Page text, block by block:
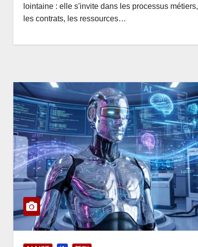
lointaine : elle s'invite dans les processus métiers,
les contrats, les ressources…